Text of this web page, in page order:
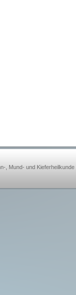
, Mund- und Kieferheilkunde